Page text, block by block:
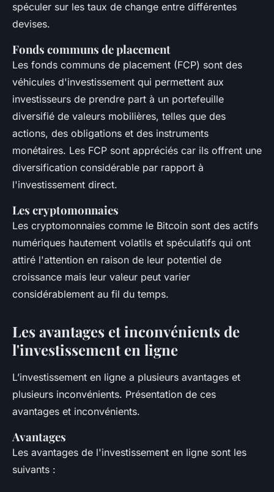
spéculer sur les taux de change entre différentes
devises.
Fonds communs de placement
Les fonds communs de placement (FCP) sont des
véhicules d'investissement qui permettent aux
investisseurs de prendre part à un portefeuille
diversifié de valeurs mobilières, telles que des
actions, des obligations et des instruments
monétaires. Les FCP sont appréciés car ils offrent une
diversification considérable par rapport à
l'investissement direct.
Les cryptomonnaies
Les cryptomonnaies comme le Bitcoin sont des actifs
numériques hautement volatils et spéculatifs qui ont
attiré l'attention en raison de leur potentiel de
croissance mais leur valeur peut varier
considérablement au fil du temps.
Les avantages et inconvénients de
l'investissement en ligne
L’investissement en ligne a plusieurs avantages et
plusieurs inconvénients. Présentation de ces
avantages et inconvénients.
Avantages
Les avantages de l'investissement en ligne sont les
suivants :